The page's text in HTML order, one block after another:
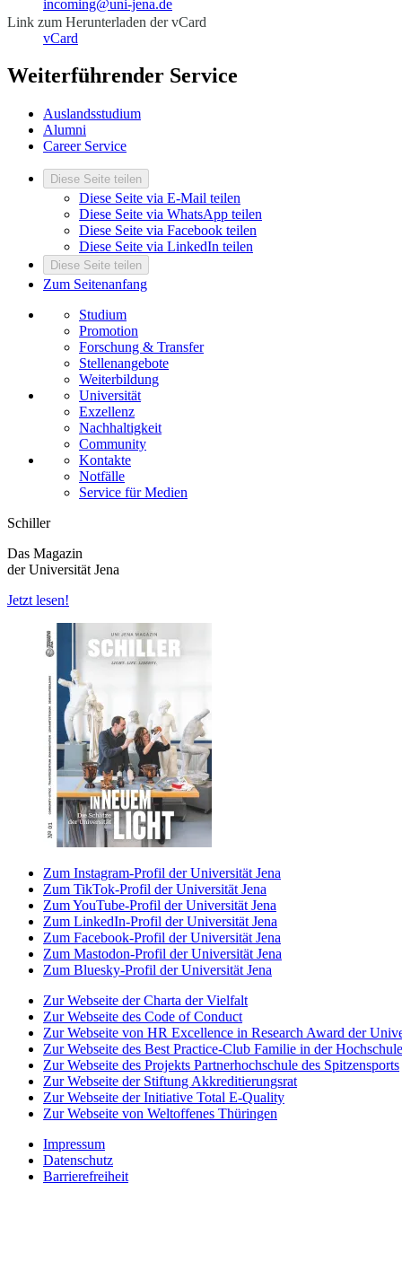
incoming@uni-jena.de
Link zum Herunterladen der vCard
vCard
Weiterführender Service
Auslandsstudium
Alumni
Career Service
Diese Seite teilen
Diese Seite via E-Mail teilen
Diese Seite via WhatsApp teilen
Diese Seite via Facebook teilen
Diese Seite via LinkedIn teilen
Diese Seite teilen
Zum Seitenanfang
Studium
Promotion
Forschung & Transfer
Stellenangebote
Weiterbildung
Universität
Exzellenz
Nachhaltigkeit
Community
Kontakte
Notfälle
Service für Medien
Schiller
Das Magazin
der Universität Jena
Jetzt lesen!
Zum Instagram-Profil der Universität Jena
Zum TikTok-Profil der Universität Jena
Zum YouTube-Profil der Universität Jena
Zum LinkedIn-Profil der Universität Jena
Zum Facebook-Profil der Universität Jena
Zum Mastodon-Profil der Universität Jena
Zum Bluesky-Profil der Universität Jena
Zur Webseite der Charta der Vielfalt
Zur Webseite des Code of Conduct
Zur Webseite von HR Excellence in Research Award der
Zur Webseite des Best Practice-Club Familie in der Hochschule
Zur Webseite des Projekts Partnerhochschule des Spitzensports
Zur Webseite der Stiftung Akkreditierungsrat
Zur Webseite der Initiative Total E-Quality
Zur Webseite von Weltoffenes Thüringen
Impressum
Datenschutz
Barrierefreiheit